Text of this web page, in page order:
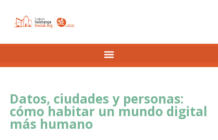
Datos, ciudades y personas:
cómo habitar un mundo digital
más humano